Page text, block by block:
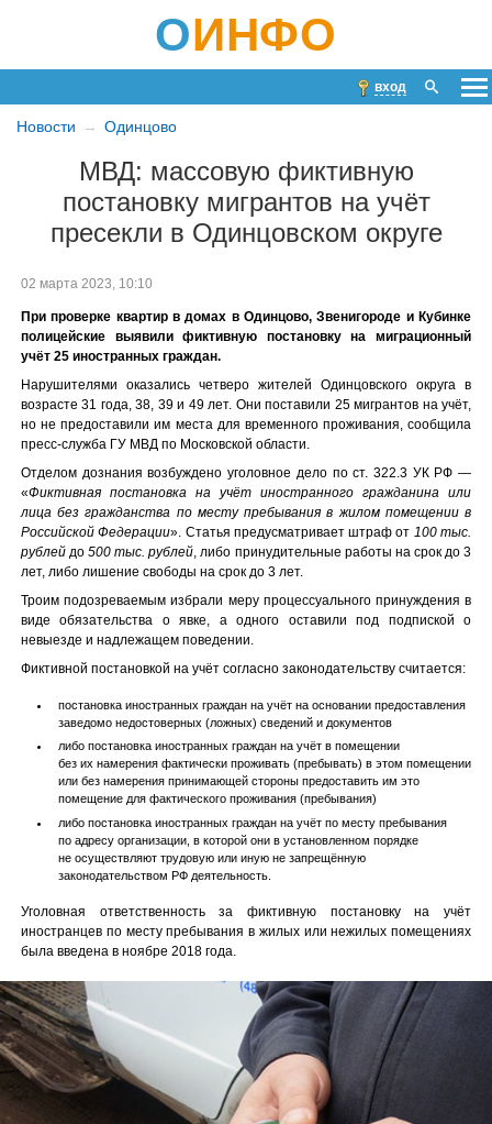
ОИНФО
вход
Новости Одинцово
МВД: массовую фиктивную
постановку мигрантов на учёт
пресекли в Одинцовском округе
02 марта 2023, 10:10
При проверке квартир в домах в Одинцово, Звенигороде и Кубинке
полицейские выявили фиктивную постановку на миграционный
учёт 25 иностранных граждан.
Нарушителями оказались четверо жителей Одинцовского округа в
возрасте 31 года, 38, 39 и 49 лет. Они поставили 25 мигрантов на учёт,
но не предоставили им места для временного проживания, сообщила
пресс-служба ГУ МВД по Московской области.
Отделом дознания возбуждено уголовное дело по ст. 322.3 УК РФ —
«Фиктивная постановка на учёт иностранного гражданина или
лица без гражданства по месту пребывания в жилом помещении в
Российской Федерации». Статья предусматривает штраф от 100 тыс.
рублей до500 тыс. рублей , либо принудительные работы на срок до 3
лет, либо лишение свободы на срок до 3 лет.
Троим подозреваемым избрали меру процессуального принуждения в
виде обязательства о явке, а одного оставили под подпиской о
невыезде и надлежащем поведении.
Фиктивной постановкой на учёт согласно законодательству считается:
постановка иностранных граждан на учёт на основании предоставления
заведомо недостоверных (ложных) сведений и документов
либо постановка иностранных граждан на учёт в помещении
без их намерения фактически проживать (пребывать) в этом помещении
или без намерения принимающей стороны предоставить им это
помещение для фактического проживания (пребывания)
либо постановка иностранных граждан на учёт по месту пребывания
по адресу организации, в которой они в установленном порядке
не осуществляют трудовую или иную не запрещённую
законодательством РФ деятельность.
Уголовная ответственность за фиктивную постановку на учёт
иностранцев по месту пребывания в жилых или нежилых помещениях
была введена в ноябре 2018 года.